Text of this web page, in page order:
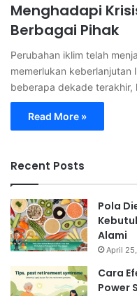
Menghadapi
Berbagai Pihak
Perubahan iklim telah
memerlukan keberlanjutan
beberapa dekade terakhir,
Read More »
Recent Posts
Pola
Alami
April
Cara
Power